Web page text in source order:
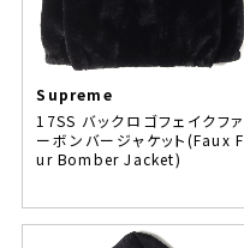
Supreme
17SS バックロゴフェイクファ
ーボンバージャケット(Faux F
ur Bomber Jacket)